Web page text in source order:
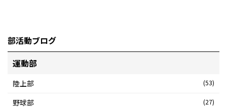
部活動ブログ
運動部
陸上部 (53)
野球部 (27)